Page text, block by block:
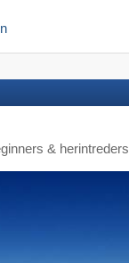
& herintreders